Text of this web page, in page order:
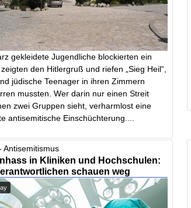
gekleidete Jugendliche blockierten ein
den Hitlergruß und riefen „Sieg Heil“,
jüdische Teenager in ihren Zimmern
mussten. Wer darin nur einen Streit
zwei Gruppen sieht, verharmlost eine
antisemitische Einschüchterung....
Antisemitismus
in Kliniken und Hochschulen:
schauen weg